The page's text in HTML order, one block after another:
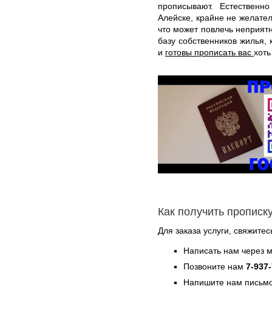
прописывают.
Алейске, крайне не
что может повлечь
базу собственников
и готовы прописать вас
Как получить
Для заказа услуги,
Написать нам через
Позвоните нам 7-
Напишите нам